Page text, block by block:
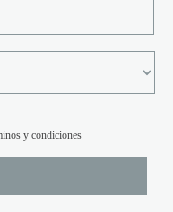
y condiciones